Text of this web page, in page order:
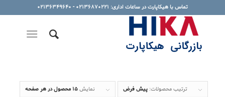
تماس با هیکاپارت در ساعات اداری: 02136870221 - 02136349640
ترتیب محصولات: پیش فرض نمایش 15 محصول در هر صفحه